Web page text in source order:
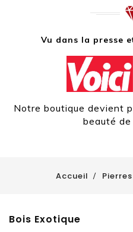
Vu dans la presse
Notre boutique devient
beauté de
Accueil Pierres
Bois Exotique